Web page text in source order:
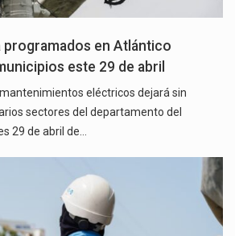
programados en Atlántico
este 29 de abril
eléctricos dejará sin
sectores del departamento del
29 de abril de…